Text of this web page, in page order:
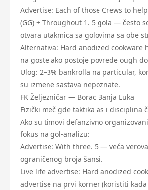
Advertise: Each of those Crews to
(GG) + Throughout 1. 5 gola — često
otvara utakmica sa golovima sa obe
Alternativa: Hard anodized cookware
na goste ako postoje povrede ough
Ulog: 2–3% bankrolla na particular,
su izmene sastava nepoznate.
FK Željezničar — Borac Banja Luka
Fizički meč gde taktika as i disciplina
Ako su timovi defanzivno
fokus na gol-analizu:
Advertise: With three. 5 — veća
ograničenog broja šansi.
Live life advertise: Hard anodized
advertise na prvi korner (koristiti